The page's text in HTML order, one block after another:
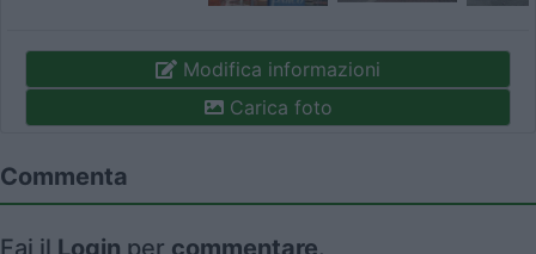
Modifica informazioni
Carica foto
Commenta
Fai il Login per commentare.